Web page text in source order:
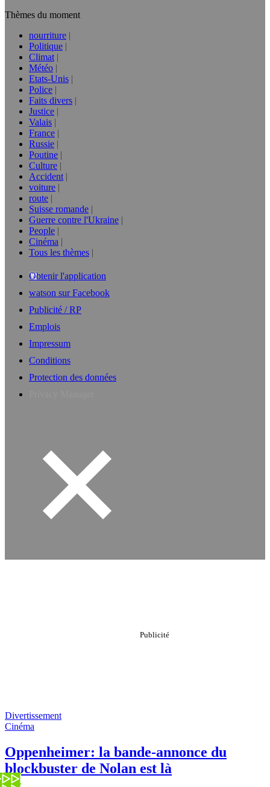
Thèmes du moment
nourriture
Politique
Climat
Météo
Etats-Unis
Police
Faits divers
Justice
Valais
France
Russie
Poutine
Culture
Accident
voiture
route
Suisse romande
Guerre contre l'Ukraine
People
Cinéma
Tous les thèmes
Obtenir l'application
watson sur Facebook
Publicité / RP
Emplois
Impressum
Conditions
Protection des données
Divertissement
Cinéma
Oppenheimer: la bande-annonce du
blockbuster de Nolan est là